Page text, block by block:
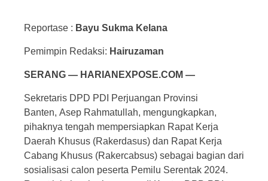
Reportase : Bayu Sukma Kelana
Pemimpin Redaksi: Hairuzaman
SERANG — HARIANEXPOSE.COM —
Sekretaris DPD PDI Perjuangan Provinsi
Banten, Asep Rahmatullah, mengungkapkan,
pihaknya tengah mempersiapkan Rapat Kerja
Daerah Khusus (Rakerdasus) dan Rapat Kerja
Cabang Khusus (Rakercabsus) sebagai bagian dari
sosialisasi calon peserta Pemilu Serentak 2024.